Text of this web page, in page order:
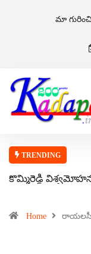
మా
TRENDING
కొమ్మిరెడ్డి
Home